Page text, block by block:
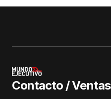
Contacto / Ventas